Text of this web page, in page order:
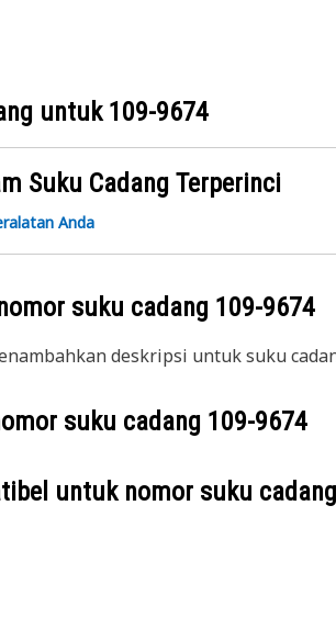
untuk109-9674
Suku Cadang Terperinci
Anda
suku cadang 109-9674
deskripsi untuk suku
suku cadang 109-9674
untuk nomor suku cadang